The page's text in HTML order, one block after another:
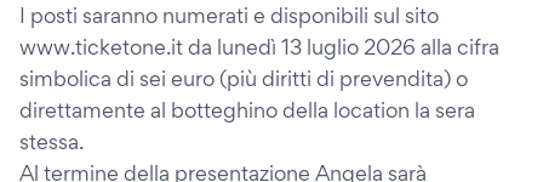
I posti saranno numerati e disponibili sul sito
www.ticketone.it da lunedì 13 luglio 2026 alla cifra
simbolica di sei euro (più diritti di prevendita) o
direttamente al botteghino della location la sera
stessa.
Al termine della presentazione Angela sarà